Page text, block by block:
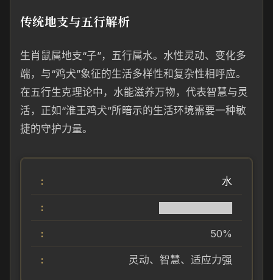
传统地支与五行解析
生肖鼠属地支“子”，五行属水。水性灵动、变化多
端，与“鸡犬”象征的生活多样性和复杂性相呼应。
在五行生克理论中，水能滋养万物，代表智慧与灵
活，正如“淮王鸡犬”所暗示的生活环境需要一种敏
捷的守护力量。
水
50%
灵动、智慧、适应力强